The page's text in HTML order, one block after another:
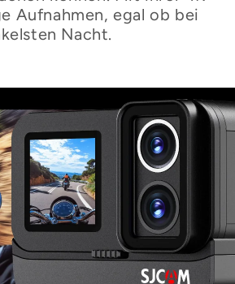
Aufnahmen, egal ob bei
Nacht.